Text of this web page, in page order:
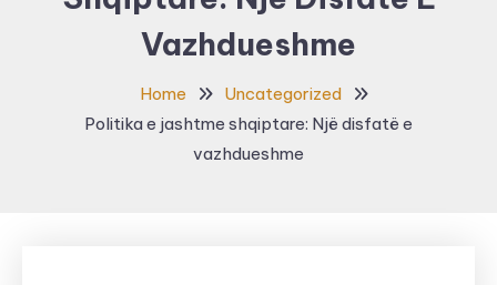
Vazhdueshme
Home
Uncategorized
Politika e jashtme shqiptare: Një disfatë e
vazhdueshme